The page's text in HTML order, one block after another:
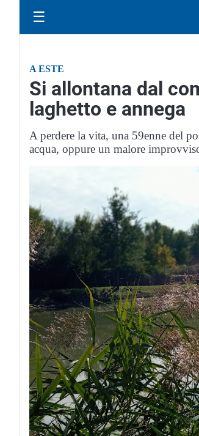
☰
A ESTE
Si allontana dal
laghetto e annega
A perdere la vita, una 59enne del
acqua, oppure un malore